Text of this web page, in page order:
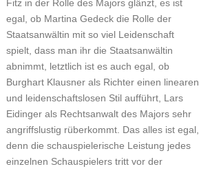
Fitz in der Rolle des Majors glänzt, es ist
egal, ob Martina Gedeck die Rolle der
Staatsanwältin mit so viel Leidenschaft
spielt, dass man ihr die Staatsanwältin
abnimmt, letztlich ist es auch egal, ob
Burghart Klausner als Richter einen linearen
und leidenschaftslosen Stil aufführt, Lars
Eidinger als Rechtsanwalt des Majors sehr
angriffslustig rüberkommt. Das alles ist egal,
denn die schauspielerische Leistung jedes
einzelnen Schauspielers tritt vor der